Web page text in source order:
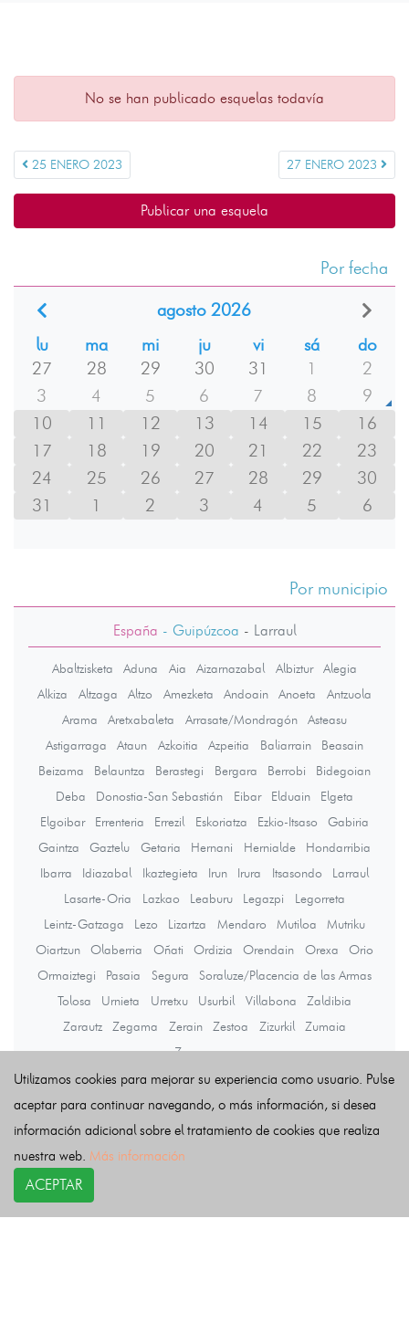
No se han publicado esquelas todavía
25 ENERO 2023 27 ENERO 2023
Publicar una esquela
Por fecha
agosto 2026
lu
ma mi ju vi sá
do
27
28 29 30 31 1
2
3
4 5 6 7 8
9
10
11 12 13 14 15
16
17
18 19 20 21 22
23
24
25 26 27 28 29
30
31
1 2 3 4 5 6
Por municipio
España - Guipúzcoa - Larraul
Abaltzisketa Aduna Aia Aizarnazabal Albiztur
Alegia
Alkiza
Altzaga Altzo Amezketa Andoain Anoeta
Antzuola
Arama
Aretxabaleta Arrasate/Mondragón
Asteasu
Astigarraga
Ataun Azkoitia Azpeitia Baliarrain
Beasain
Beizama
Belauntza Berastegi Bergara Berrobi
Bidegoian
Deba
Donostia-San Sebastián Eibar Elduain
Elgeta
Elgoibar
Errenteria Errezil Eskoriatza Ezkio-Itsaso
Gabiria
Gaintza
Gaztelu Getaria Hernani Hernialde
Hondarribia
Ibarra
Idiazabal Ikaztegieta Irun Irura Itsasondo
Larraul
Lasarte-Oria
Lazkao Leaburu Legazpi
Legorreta
Leintz-Gatzaga
Lezo Lizartza Mendaro Mutiloa
Mutriku
Oiartzun
Olaberria Oñati Ordizia Orendain Orexa
Orio
Ormaiztegi
Pasaia Segura
Soraluze/Placencia de las Armas
Tolosa
Urnieta Urretxu Usurbil Villabona
Zaldibia
Zarautz
Zegama Zerain Zestoa Zizurkil
Zumaia
Zumarraga
Últimas noticias
Utilizamos cookies para mejorar su experiencia como usuario. Pulse
aceptar para continuar navegando, o más información, si desea
información adicional sobre el tratamiento de cookies que realiza
nuestra web. Más información
ACEPTAR